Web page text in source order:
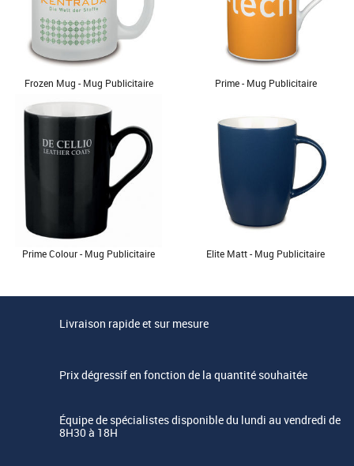
Frozen Mug - Mug Publicitaire Prime - Mug Publicitaire
Prime Colour - Mug Publicitaire Elite Matt - Mug Publicitaire
Livraison rapide et sur mesure
Prix dégressif en fonction de la quantité souhaitée
Équipe de spécialistes disponible du lundi au vendredi de
8H30 à 18H